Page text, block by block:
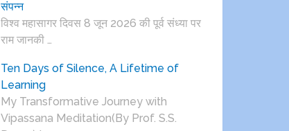
संपन्न
विश्व महासागर दिवस 8 जून 2026 की पूर्व संध्या पर
राम जानकी …
Ten Days of Silence, A Lifetime of
Learning
My Transformative Journey with
Vipassana Meditation(By Prof. S.S.